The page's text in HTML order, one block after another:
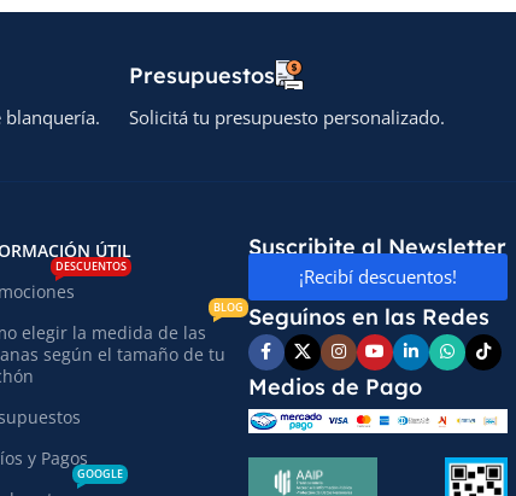
blanquería.
Presupuestos
Solicitá tu presupuesto personalizado.
ÚTIL
DESCUENTOS
elegir la medida de las
según el tamaño de tu
BLOG
y Pagos
GOOGLE
Suscribite al Newsletter
¡Recibí descuentos!
Seguínos en las Redes
Medios de Pago